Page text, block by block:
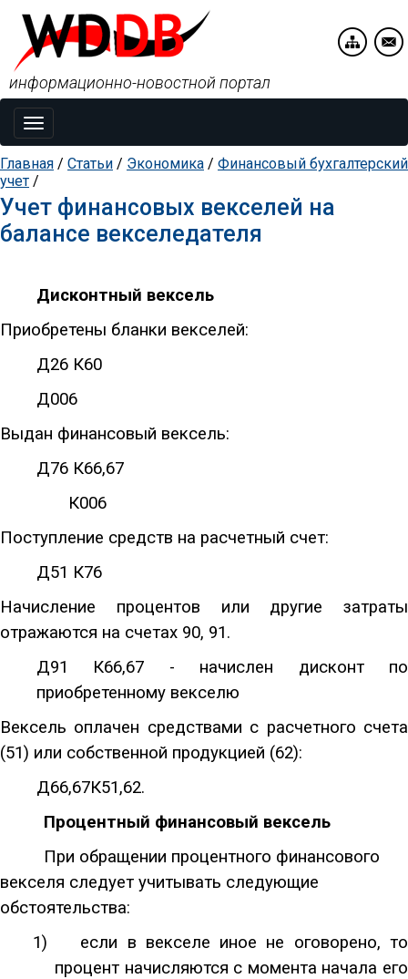
Toggle
navigation
информационно-новостной портал
Главная / Статьи / Экономика / Финансовый бухгалтерский
учет /
Учет финансовых векселей на
балансе векселедателя
Дисконтный вексель
Приобретены бланки векселей:
Д26 К60
Д006
Выдан финансовый вексель:
Д76 К66,67
К006
Поступление средств на расчетный счет:
Д51 К76
Начисление процентов или другие затраты
отражаются на счетах 90, 91.
Д91 К66,67 - начислен дисконт по
приобретенному векселю
Вексель оплачен средствами с расчетного счета
(51) или собственной продукцией (62):
Д66,67К51,62.
Процентный финансовый вексель
При обращении процентного финансового
векселя следует учитывать следующие
обстоятельства:
1)
если в векселе иное не оговорено, то
процент начисляются с момента начала его